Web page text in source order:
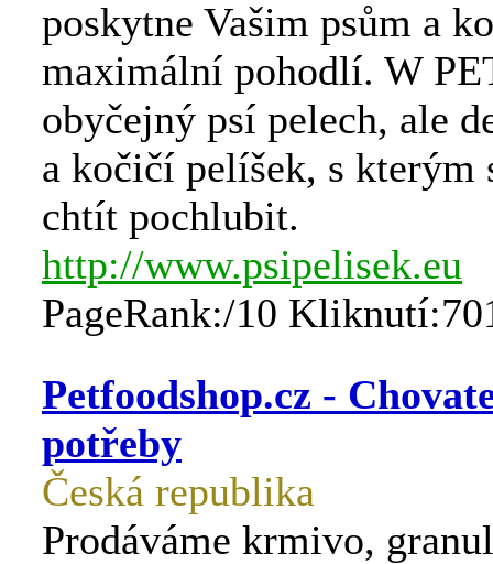
poskytne Vašim psům a
maximální pohodlí. W
obyčejný psí pelech, ale
a kočičí pelíšek, s kterým
chtít pochlubit.
http://www.psipelisek.eu
PageRank:/10
Petfoodshop.cz -
potřeby
Česká republika
Prodáváme krmivo,